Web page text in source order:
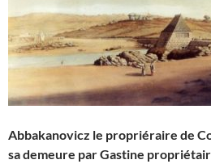
Abbakanovicz le propriéraire de
sa demeure par Gastine